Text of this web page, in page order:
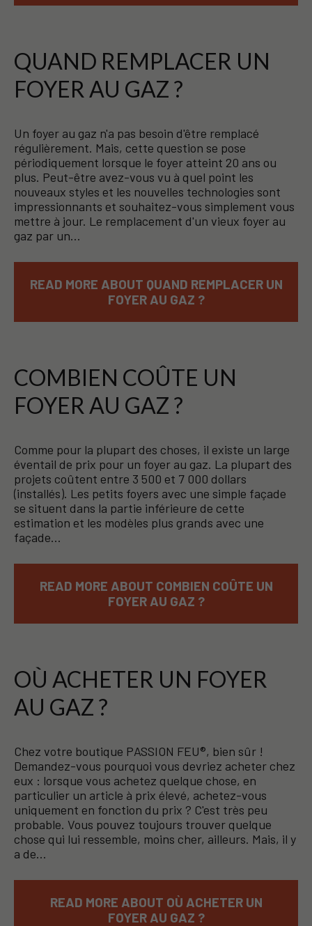
QUAND REMPLACER UN
FOYER AU GAZ ?
Un foyer au gaz n'a pas besoin d'être remplacé
régulièrement. Mais, cette question se pose
périodiquement lorsque le foyer atteint 20 ans ou
plus. Peut-être avez-vous vu à quel point les
nouveaux styles et les nouvelles technologies sont
impressionnants et souhaitez-vous simplement vous
mettre à jour. Le remplacement d'un vieux foyer au
gaz par un…
READ MORE ABOUT QUAND REMPLACER UN
FOYER AU GAZ ?
COMBIEN COÛTE UN
FOYER AU GAZ ?
Comme pour la plupart des choses, il existe un large
éventail de prix pour un foyer au gaz. La plupart des
projets coûtent entre 3 500 et 7 000 dollars
(installés). Les petits foyers avec une simple façade
se situent dans la partie inférieure de cette
estimation et les modèles plus grands avec une
façade…
READ MORE ABOUT COMBIEN COÛTE UN
FOYER AU GAZ ?
OÙ ACHETER UN FOYER
AU GAZ ?
Chez votre boutique PASSION FEU®, bien sûr !
Demandez-vous pourquoi vous devriez acheter chez
eux : lorsque vous achetez quelque chose, en
particulier un article à prix élevé, achetez-vous
uniquement en fonction du prix ? C'est très peu
probable. Vous pouvez toujours trouver quelque
chose qui lui ressemble, moins cher, ailleurs. Mais, il y
a de…
READ MORE ABOUT OÙ ACHETER UN
FOYER AU GAZ ?